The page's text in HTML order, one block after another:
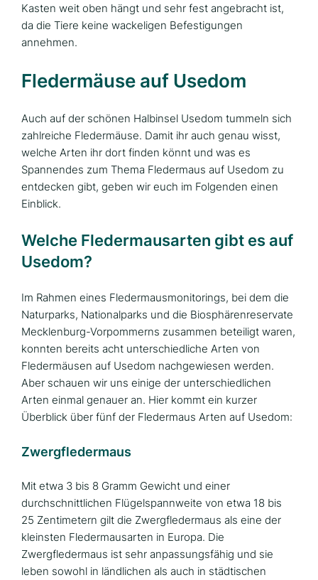
Kasten weit oben hängt und sehr fest angebracht ist,
da die Tiere keine wackeligen Befestigungen
annehmen.
Fledermäuse auf Usedom
Auch auf der schönen Halbinsel Usedom tummeln sich
zahlreiche Fledermäuse. Damit ihr auch genau wisst,
welche Arten ihr dort finden könnt und was es
Spannendes zum Thema Fledermaus auf Usedom zu
entdecken gibt, geben wir euch im Folgenden einen
Einblick.
Welche Fledermausarten gibt es auf
Usedom?
Im Rahmen eines Fledermausmonitorings, bei dem die
Naturparks, Nationalparks und die Biosphärenreservate
Mecklenburg-Vorpommerns zusammen beteiligt waren,
konnten bereits acht unterschiedliche Arten von
Fledermäusen auf Usedom nachgewiesen werden.
Aber schauen wir uns einige der unterschiedlichen
Arten einmal genauer an. Hier kommt ein kurzer
Überblick über fünf der Fledermaus Arten auf Usedom:
Zwergfledermaus
Mit etwa 3 bis 8 Gramm Gewicht und einer
durchschnittlichen Flügelspannweite von etwa 18 bis
25 Zentimetern gilt die Zwergfledermaus als eine der
kleinsten Fledermausarten in Europa. Die
Zwergfledermaus ist sehr anpassungsfähig und sie
leben sowohl in ländlichen als auch in städtischen